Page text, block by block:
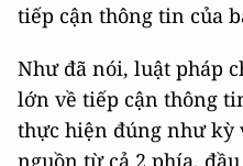
tiếp cận thông tin của
Như đã nói, luật pháp
lớn về tiếp cận thông
thực hiện đúng như kỳ